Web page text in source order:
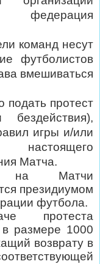
федерация
команд несут
футболистов
вмешиваться
подать протест
игры и/или
настоящего
Матча.
на Матчи
президиумом
футбола.
протеста
в размере 1000
возврату в